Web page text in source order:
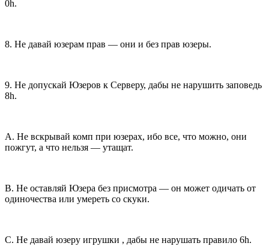
0h.
8. Не давай юзерам прав — они и без прав юзеры.
9. Не допускай Юзеров к Серверу, дабы не нарушить заповедь
8h.
A. Не вскрывай комп при юзерах, ибо все, что можно, они
пожгут, а что нельзя — утащат.
B. Не оставляй Юзера без присмотра — он может одичать от
одиночества или умереть со скуки.
C. Не давай юзеру игрушки , дабы не нарушать правило 6h.